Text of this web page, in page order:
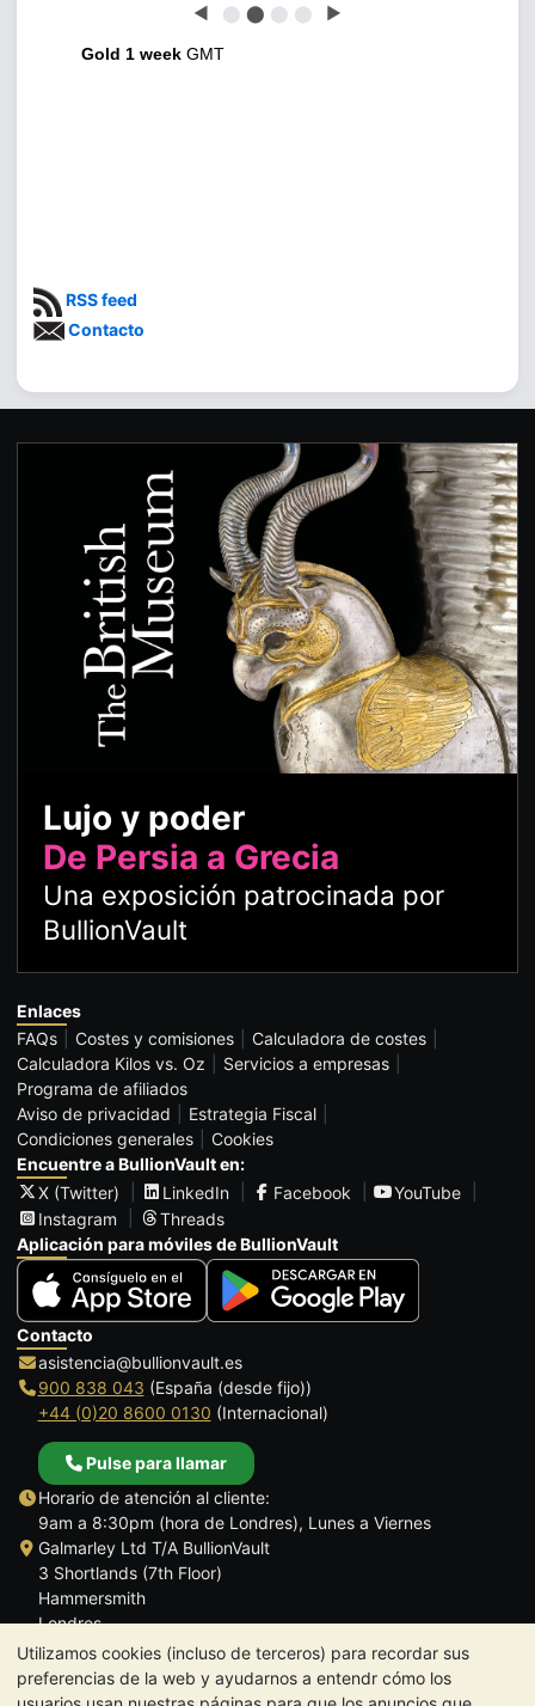
Utilizamos cookies (incluso de terceros) para recordar sus
preferencias de la web y ayudarnos a entendr cómo los
◀ ⬤ ⬤ ⬤ ⬤ ▶
Gold 1 week GMT
RSS feed
Contacto
Lujo y poder
De Persia a Grecia
Una exposición patrocinada por
BullionVault
Enlaces
FAQs
Costes y comisiones
Calculadora de costes
Calculadora Kilos vs. Oz
Servicios a empresas
Programa de afiliados
Aviso de privacidad
Estrategia Fiscal
Condiciones generales
Cookies
Encuentre a BullionVault en:
X (Twitter)
LinkedIn Facebook
YouTube
Instagram
Threads
Aplicación para móviles de BullionVault
Contacto
asistencia@bullionvault.es
900 838 043 (España (desde fijo))
+44 (0)20 8600 0130 (Internacional)
Pulse para llamar
Horario de atención al cliente:
9am a 8:30pm (hora de Londres), Lunes a Viernes
Galmarley Ltd T/A BullionVault
3 Shortlands (7th Floor)
Hammersmith
Londres
W6 8DA
Reino Unido